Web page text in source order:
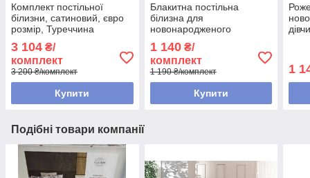
Комплект постільної
білизни, сатиновий, євро
розмір, Туреччина
3 104 ₴/
комплект
3 200 ₴/комплект
Купити
Блакитна постільна
білизна для
новонародженого
SWEET, Туреччина
1 140₴/
комплект
1 190 ₴/комплект
Купити
1
Подібні товари компанії